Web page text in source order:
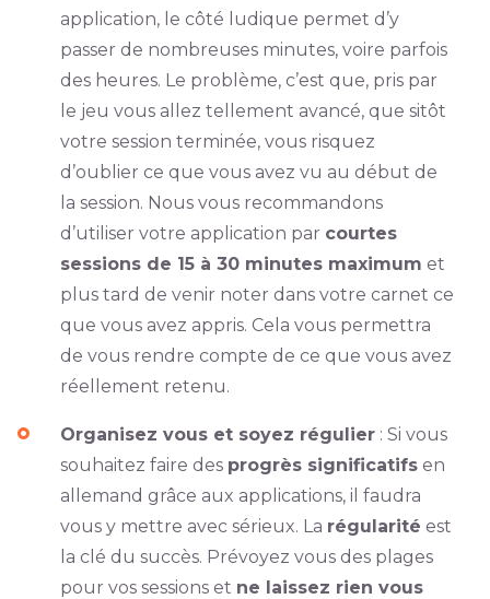
application, le côté ludique permet d’y
passer de nombreuses minutes, voire parfois
des heures. Le problème, c’est que, pris par
le jeu vous allez tellement avancé, que sitôt
votre session terminée, vous risquez
d’oublier ce que vous avez vu au début de
la session. Nous vous recommandons
d’utiliser votre application par courtes
sessions de 15 à 30 minutes maximum et
plus tard de venir noter dans votre carnet ce
que vous avez appris. Cela vous permettra
de vous rendre compte de ce que vous avez
réellement retenu.
Organisez vous et soyez régulier: Si vous
souhaitez faire des progrès significatifsen
allemand grâce aux applications, il faudra
vous y mettre avec sérieux. La régularité est
la clé du succès. Prévoyez vous des plages
pour vos sessions et ne laissez rien vous